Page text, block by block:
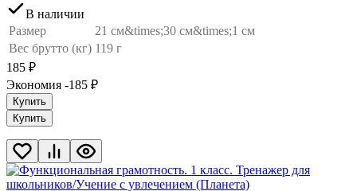
В наличии
Размер
21 см&times;30 см&times;1 см
Вес брутто (кг) 119 г
185 ₽
Экономия -185 ₽
Купить
Купить